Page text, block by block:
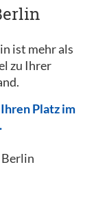
ist mehr als
zu Ihrer
Platz im
Berlin